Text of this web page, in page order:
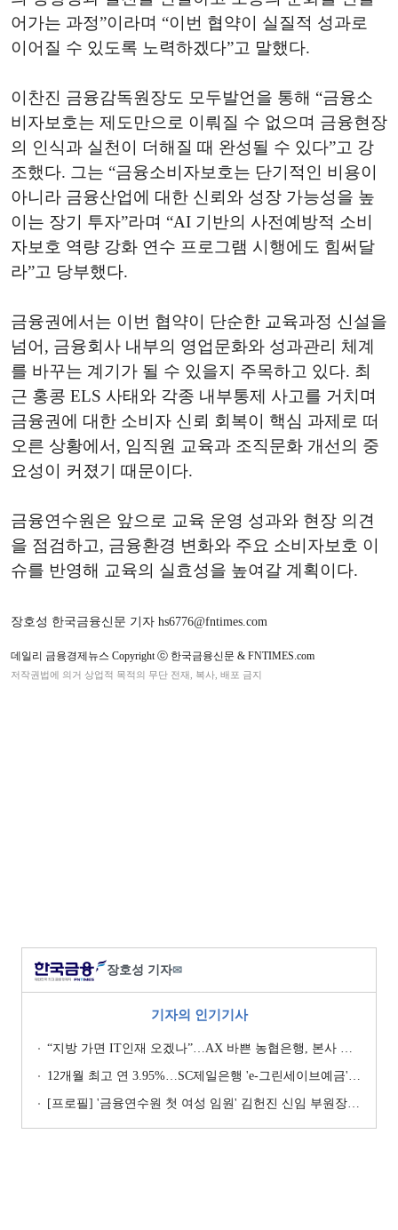
어가는 과정”이라며 “이번 협약이 실질적 성과로
이어질 수 있도록 노력하겠다”고 말했다.
이찬진 금융감독원장도 모두발언을 통해 “금융소
비자보호는 제도만으로 이뤄질 수 없으며 금융현장
의 인식과 실천이 더해질 때 완성될 수 있다”고 강
조했다. 그는 “금융소비자보호는 단기적인 비용이
아니라 금융산업에 대한 신뢰와 성장 가능성을 높
이는 장기 투자”라며 “AI 기반의 사전예방적 소비
자보호 역량 강화 연수 프로그램 시행에도 힘써달
라”고 당부했다.
금융권에서는 이번 협약이 단순한 교육과정 신설을
넘어, 금융회사 내부의 영업문화와 성과관리 체계
를 바꾸는 계기가 될 수 있을지 주목하고 있다. 최
근 홍콩 ELS 사태와 각종 내부통제 사고를 거치며
금융권에 대한 소비자 신뢰 회복이 핵심 과제로 떠
오른 상황에서, 임직원 교육과 조직문화 개선의 중
요성이 커졌기 때문이다.
금융연수원은 앞으로 교육 운영 성과와 현장 의견
을 점검하고, 금융환경 변화와 주요 소비자보호 이
슈를 반영해 교육의 실효성을 높여갈 계획이다.
장호성 한국금융신문 기자 hs6776@fntimes.com
데일리 금융경제뉴스 Copyright ⓒ 한국금융신문 & FNTIMES.com
저작권법에 의거 상업적 목적의 무단 전재, 복사, 배포 금지
장호성 기자✉
기자의 인기기사
“지방 가면 IT인재 오겠나”…AX 바쁜 농협은행, 본사 이전설에 ‘긴장’ [막 오른 금융권 하투(夏鬪)]
12개월 최고 연 3.95%…SC제일은행 'e-그린세이브예금' [이주의 은행 예금금리-8월 1주]
[프로필] '금융연수원 첫 여성 임원' 김헌진 신임 부원장···교육·디지털·기획 '올라운더'